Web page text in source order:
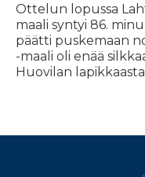
Ottelun lopussa
maali syntyi 86.
päätti puskemaan
-maali oli enää
Huovilan